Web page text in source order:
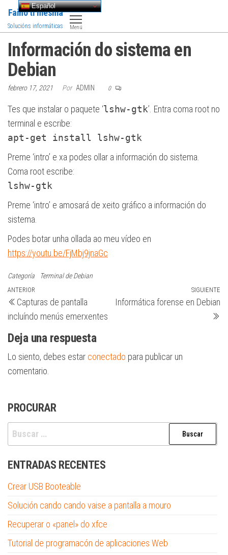
Saltar
contenido
Faino ti mesma
Solucións informáticas Menú
Información do sistema en
Debian
febrero 17, 2021 Por ADMIN 0
Tes que instalar o paquete ‘lshw-gtk’. Entra coma root no
terminal e escribe:
apt-get install lshw-gtk
Preme ‘intro’ e xa podes ollar a información do sistema.
Coma root escribe:
lshw-gtk
Preme ‘intro’ e amosará de xeito gráfico a información do
sistema.
Podes botar unha ollada ao meu vídeo en
https://youtu.be/FjMbj9jnaGc
Categoría Terminal de Debian
Navegación
de
Entrada
anterior
ANTERIOR
Capturas de pantalla
incluíndo menús emerxentes
SIGUIENTE
Informática forense en Debian
Deja una respuesta
Lo siento, debes estar conectado para publicar un
comentario.
PROCURAR
Buscar:
ENTRADAS RECENTES
Crear USB Booteable
Solución cando cando vaise a pantalla a mouro
Recuperar o «panel» do xfce
Tutorial de programacón de aplicaciones Web
Español